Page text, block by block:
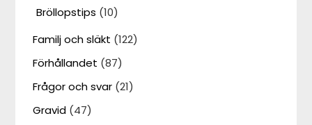
Bröllopstips (10)
Familj och släkt (122)
Förhållandet (87)
Frågor och svar (21)
Gravid (47)